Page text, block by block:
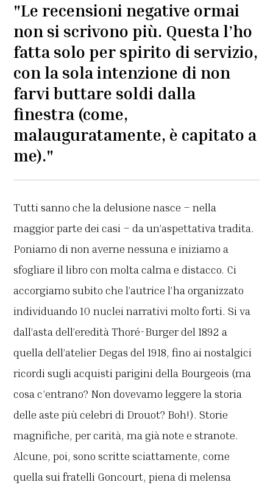
"Le recensioni negative ormai
non si scrivono più. Questa l’ho
fatta solo per spirito di servizio,
con la sola intenzione di non
farvi buttare soldi dalla
finestra (come,
malauguratamente, è capitato a
me)."
Tutti sanno che la delusione nasce – nella
maggior parte dei casi – da un’aspettativa tradita.
Poniamo di non averne nessuna e iniziamo a
sfogliare il libro con molta calma e distacco. Ci
accorgiamo subito che l’autrice l’ha organizzato
individuando 10 nuclei narrativi molto forti. Si va
dall’asta dell’eredità Thoré-Burger del 1892 a
quella dell’atelier Degas del 1918, fino ai nostalgici
ricordi sugli acquisti parigini della Bourgeois (ma
cosa c’entrano? Non dovevamo leggere la storia
delle aste più celebri di Drouot? Boh!). Storie
magnifiche, per carità, ma già note e stranote.
Alcune, poi, sono scritte sciattamente, come
quella sui fratelli Goncourt, piena di melensa